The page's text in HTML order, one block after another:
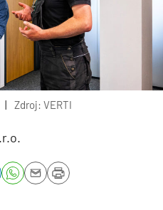
| Zdroj: VERTI